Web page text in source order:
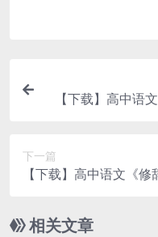
【下载】高中语
下一篇
【下载】高中语文《
+教案【何家彩】
相关文章